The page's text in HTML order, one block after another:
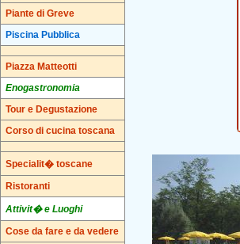
Piante di Greve
Piscina Pubblica
Piazza Matteotti
Enogastronomia
Tour e Degustazione
Corso di cucina toscana
Specialit� toscane
Ristoranti
Attivit� e Luoghi
Cose da fare e da vedere